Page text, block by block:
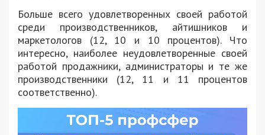
Больше всего удовлетворенных своей работой
среди производственников, айтишников и
маркетологов (12, 10 и 10 процентов). Что
интересно, наиболее неудовлетворенные своей
работой продажники, администраторы и те же
производственники (12, 11 и 11 процентов
соответственно).